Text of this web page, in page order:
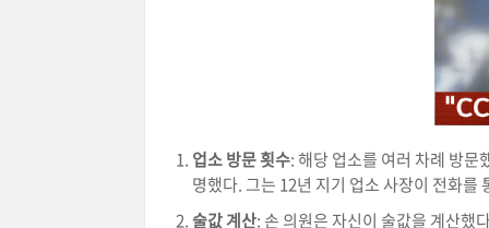
업소 방문 횟수: 해당 업소를 여러 차례 방
명했다. 그는 12년 지기 업소 사장이 전화
술값 계산: 손 의원은 자신이 술값을 계산했